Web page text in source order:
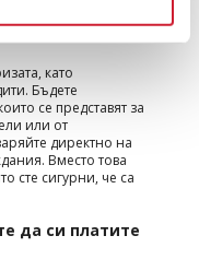
като
Бъдете
се представят за
или от
директно на
Вместо това
сте сигурни, че са
да си платите